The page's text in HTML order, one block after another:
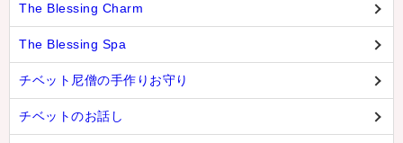
The Blessing Charm
The Blessing Spa
チベット尼僧の手作りお守り
チベットのお話し